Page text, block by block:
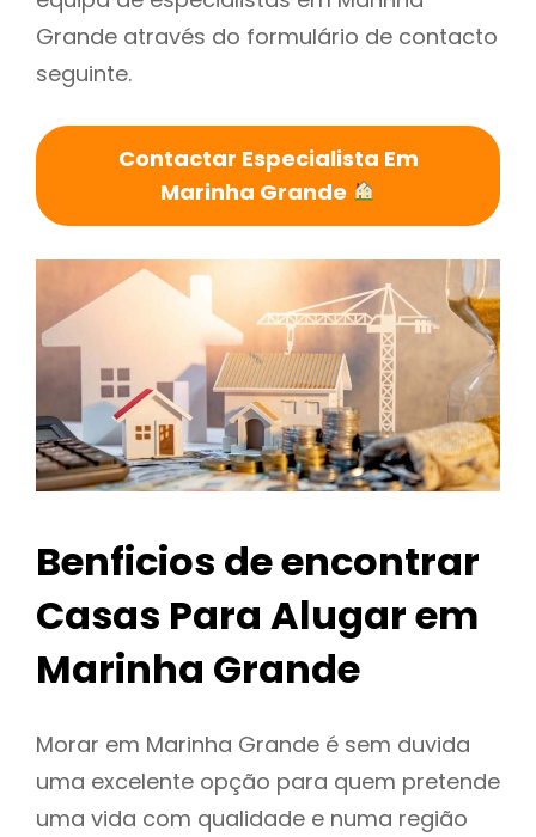
Grande através do formulário de contacto
seguinte.
Contactar Especialista Em
Marinha Grande
Benficios de encontrar
Casas Para Alugar em
Marinha Grande
Morar em Marinha Grande é sem duvida
uma excelente opção para quem pretende
uma vida com qualidade e numa região